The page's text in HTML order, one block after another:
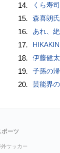
14. くら寿
15. 森喜朗
16. あれ、
17.
18. 伊藤健
19. 子孫の
20. 芸能界
ポーツ
外サッカー